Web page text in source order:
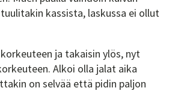
kassista, laskussa ei ollut
ja takaisin ylös, nyt
Alkoi olla jalat aika
on selvää että pidin paljon